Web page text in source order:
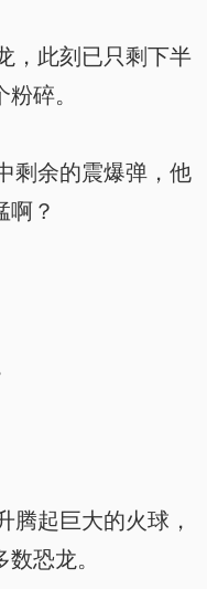
，此刻已只剩下半
碎。
剩余的震爆弹，他
啊？
起巨大的火球，
恐龙。